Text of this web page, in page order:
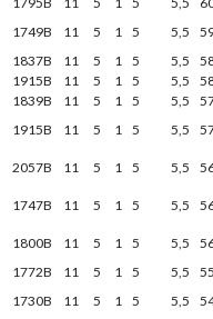
1749B 11 5 1 5 5,5
1837B 11 5 1 5 5,5
1915B 11 5 1 5 5,5
1839B 11 5 1 5 5,5
1915B 11 5 1 5 5,5
2057B 11 5 1 5 5,5
1747B 11 5 1 5 5,5
1800B 11 5 1 5 5,5
1772B 11 5 1 5 5,5
1730B 11 5 1 5 5,5